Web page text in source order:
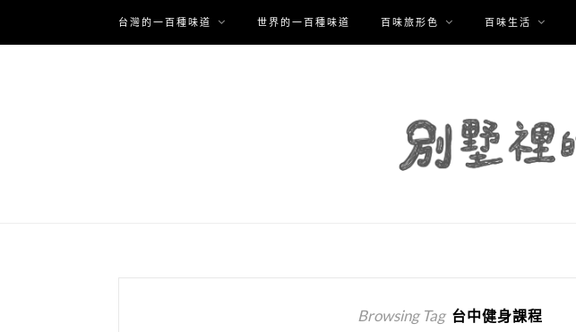
台灣的一百種味道 世界的一百種味道 百味旅形色 百味生活
Browsing Tag 台中健身課程